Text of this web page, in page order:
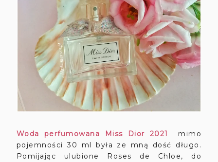
Woda perfumowana Miss Dior 2021
mimo
pojemności 30 ml była ze mną dość długo.
Pomijając ulubione Roses de Chloe, do